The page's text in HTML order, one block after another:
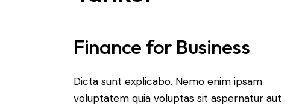
Finance for Business
Dicta sunt explicabo. Nemo enim ipsam
voluptatem quia voluptas sit aspernatur aut